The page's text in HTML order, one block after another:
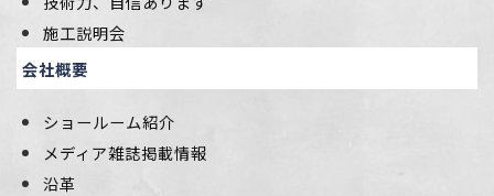
施工説明会
会社概要
ショールーム紹介
メディア雑誌掲載情報
沿革